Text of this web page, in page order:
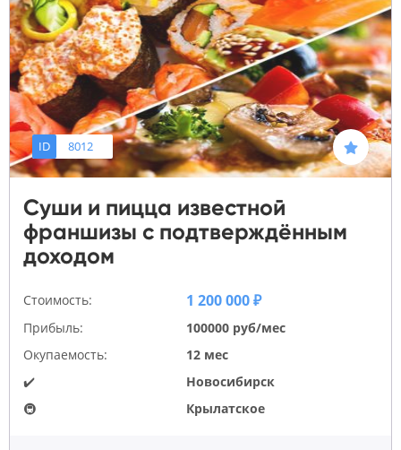
ID 8012
Суши и пицца известной
франшизы с подтверждённым
доходом
Стоимость: 1 200 000 ₽
Прибыль:
100000 руб/мес
Окупаемость:
12 мес
✔️
Новосибирск
🚇
Крылатское